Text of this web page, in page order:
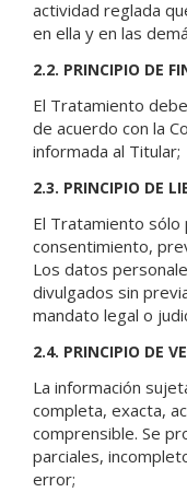
actividad reglada
en ella y en las
2.2. PRINCIPIO DE
El Tratamiento
de acuerdo con la
informada al Titular;
2.3. PRINCIPIO DE
El Tratamiento
consentimiento,
Los datos
divulgados sin
mandato legal o
2.4. PRINCIPIO DE
La información
completa, exacta,
comprensible. Se
parciales,
error;